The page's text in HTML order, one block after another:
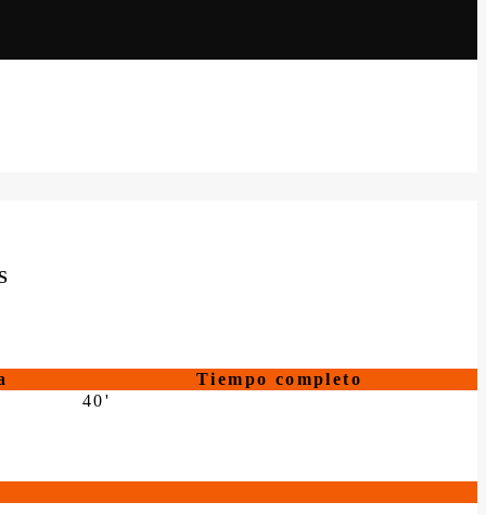
Tiempo completo
40'